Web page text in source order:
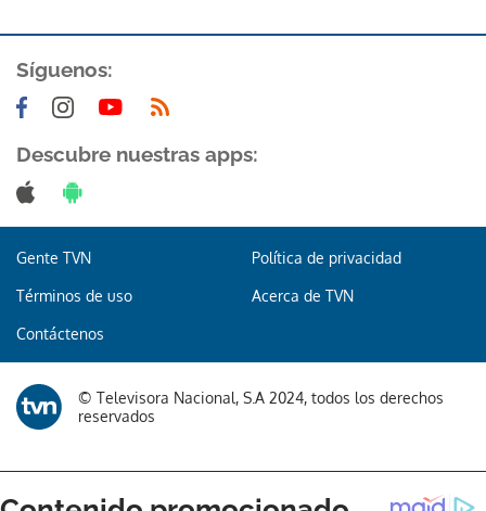
Síguenos:
Descubre nuestras apps:
Gente TVN Política de privacidad
Términos de uso Acerca de TVN
Contáctenos
© Televisora Nacional, S.A 2024, todos los derechos
reservados